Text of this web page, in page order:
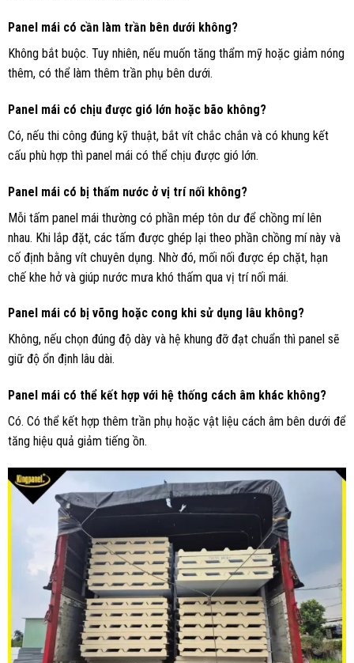
Panel mái có cần làm trần bên dưới không?
Không bắt buộc. Tuy nhiên, nếu muốn tăng thẩm mỹ hoặc giảm nóng
thêm, có thể làm thêm trần phụ bên dưới.
Panel mái có chịu được gió lớn hoặc bão không?
Có, nếu thi công đúng kỹ thuật, bắt vít chắc chắn và có khung kết
cấu phù hợp thì panel mái có thể chịu được gió lớn.
Panel mái có bị thấm nước ở vị trí nối không?
Mỗi tấm panel mái thường có phần mép tôn dư để chồng mí lên
nhau. Khi lắp đặt, các tấm được ghép lại theo phần chồng mí này và
cố định bằng vít chuyên dụng. Nhờ đó, mối nối được ép chặt, hạn
chế khe hở và giúp nước mưa khó thấm qua vị trí nối mái.
Panel mái có bị võng hoặc cong khi sử dụng lâu không?
Không, nếu chọn đúng độ dày và hệ khung đỡ đạt chuẩn thì panel sẽ
giữ độ ổn định lâu dài.
Panel mái có thể kết hợp với hệ thống cách âm khác không?
Có. Có thể kết hợp thêm trần phụ hoặc vật liệu cách âm bên dưới để
tăng hiệu quả giảm tiếng ồn.